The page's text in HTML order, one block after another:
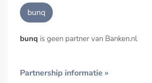
bunq
bunq is geen partner van Banken.nl
Partnership informatie »